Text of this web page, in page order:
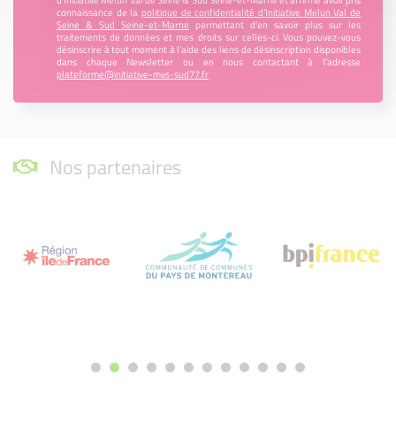
connaissance de la politique de confidentialité d’Initiative Melun Val de
Seine & Sud Seine-et-Marne permettant d’en savoir plus sur les
traitements de données et mes droits sur celles-ci. Vous pouvez-vous
désinscrire à tout moment à l’aide des liens de désinscription disponibles
dans chaque Newsletter ou en nous contactant à l’adresse
plateforme@initiative-mvs-sud77.fr
Nos partenaires